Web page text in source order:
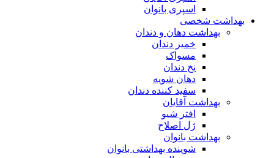
اسپری بانوان
بهداشت شخصی
بهداشت دهان و دندان
خمیر دندان
مسواک
نخ دندان
دهان شویه
سفید کننده دندان
بهداشت آقایان
افتر شیو
ژل اصلاح
بهداشت بانوان
شوینده بهداشتی بانوان